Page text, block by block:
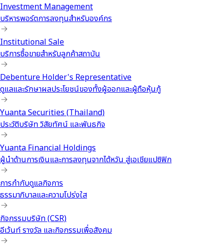
Investment Management
บริหารพอร์ตการลงทุนสำหรับองค์กร
Institutional Sale
บริการซื้อขายสำหรับลูกค้าสถาบัน
Debenture Holder's Representative
ดูแลและรักษาผลประโยชน์ของทั้งผู้ออกและผู้ถือหุ้นกู้
Yuanta Securities (Thailand)
ประวัติบริษัท วิสัยทัศน์ และพันธกิจ
Yuanta Financial Holdings
ผู้นำด้านการเงินและการลงทุนจากไต้หวัน สู่เอเชียแปซิฟิก
การกำกับดูแลกิจการ
ธรรมาภิบาลและความโปร่งใส
กิจกรรมบริษัท (CSR)
อีเว้นท์ รางวัล และกิจกรรมเพื่อสังคม